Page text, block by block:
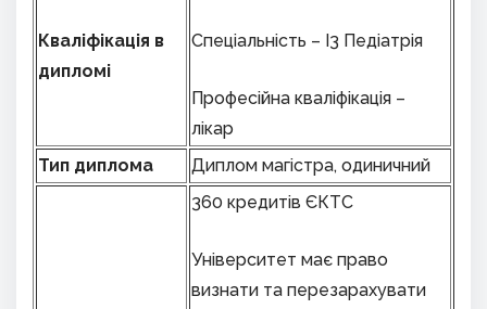
Кваліфікація в
дипломі
Спеціальність – І3 Педіатрія
Професійна кваліфікація –
лікар
Тип диплома
Диплом магістра, одиничний
360 кредитів ЄКТС
Університет має право
визнати та перезарахувати